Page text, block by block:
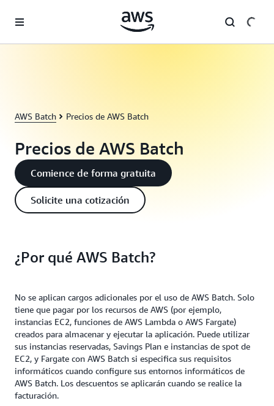
AWS Batch Precios de AWS Batch
Precios de AWS Batch
Comience de forma gratuita
Solicite una cotización
¿Por qué AWS Batch?
No se aplican cargos adicionales por el uso de AWS Batch. Solo
tiene que pagar por los recursos de AWS (por ejemplo,
instancias EC2, funciones de AWS Lambda o AWS Fargate)
creados para almacenar y ejecutar la aplicación. Puede utilizar
sus instancias reservadas, Savings Plan e instancias de spot de
EC2, y Fargate con AWS Batch si especifica sus requisitos
informáticos cuando configure sus entornos informáticos de
AWS Batch. Los descuentos se aplicarán cuando se realice la
facturación.